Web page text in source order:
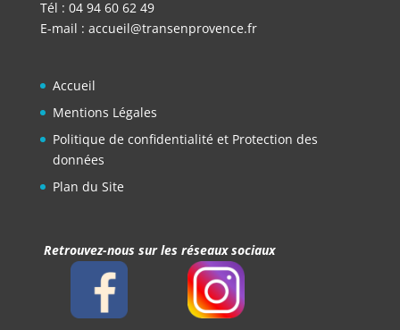
Tél : 04 94 60 62 49
E-mail : accueil@transenprovence.fr
Accueil
Mentions Légales
Politique de confidentialité et Protection des
données
Plan du Site
Retrouvez-nous sur les réseaux sociaux